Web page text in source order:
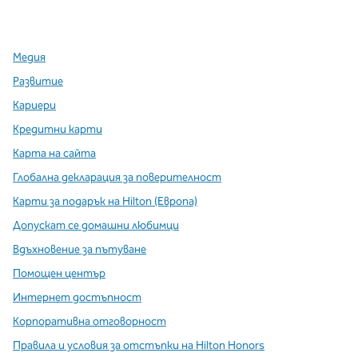
Медия
Развитие
Кариери
Кредитни карти
Карта на сайта
Глобална декларация за поверителност
Карти за подарък на Hilton (Европа)
Допускат се домашни любимци
Вдъхновение за пътуване
Помощен център
Интернет достъпност
Корпоративна отговорност
Правила и условия за отстъпки на Hilton Honors